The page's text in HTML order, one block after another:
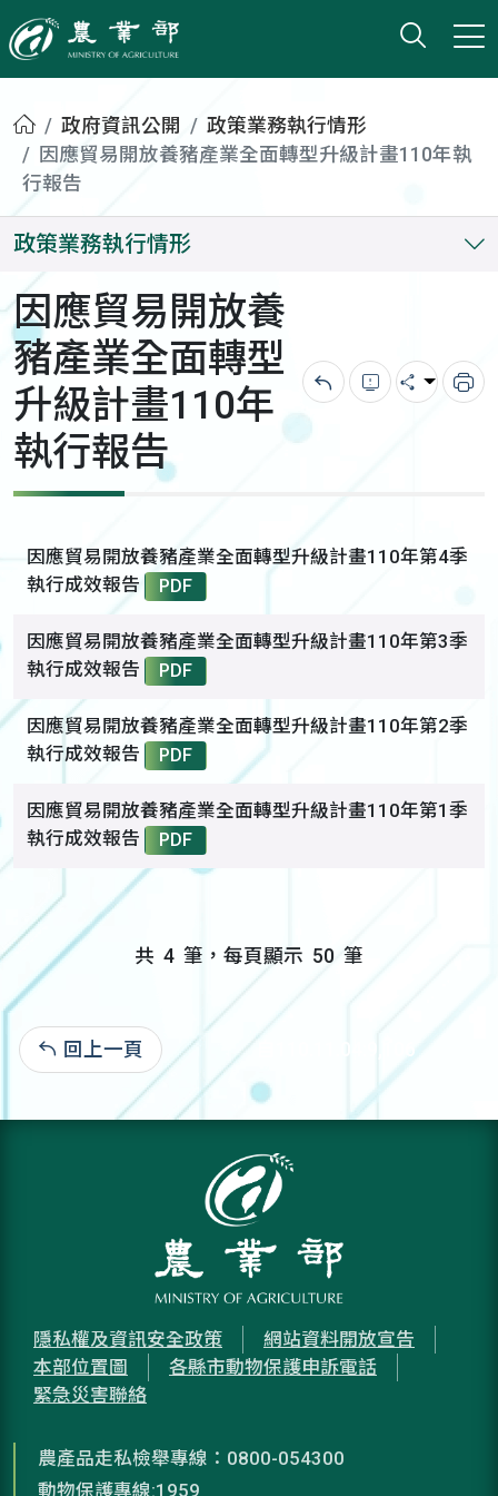
農業部
打開
小版
首頁政府資訊公開
政策業務執行情形
因應貿易開放養豬產業全面轉型升級計畫110年執
行報告
政策業務執行情形
因應貿易開放養
豬產業全面轉型
升級計畫110年
執行報告
回上一頁錯誤回報
分享 列
因應貿易開放養豬產業全面轉型升級計畫110年第4季
執行成效報告
PDF
因應貿易開放養豬產業全面轉型升級計畫110年第3季
執行成效報告
PDF
因應貿易開放養豬產業全面轉型升級計畫110年第2季
執行成效報告
PDF
因應貿易開放養豬產業全面轉型升級計畫110年第1季
執行成效報告
PDF
共 4 筆，每頁顯示 50 筆
回上一頁 自110.11.04:9,106
隱私權及資訊安全政策
網站資料開放宣告
本部位置圖
各縣市動物保護申訴電話
緊急災害聯絡
農產品走私檢舉專線：0800-054300
動物保護專線:1959